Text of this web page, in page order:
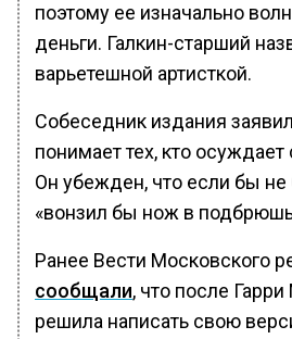
поэтому ее изначально
деньги. Галкин-старший
варьетешной артисткой.
Собеседник издания
понимает тех, кто
Он убежден, что если бы не
«вонзил бы нож в
Ранее Вести Московского
сообщали, что после
решила написать свою